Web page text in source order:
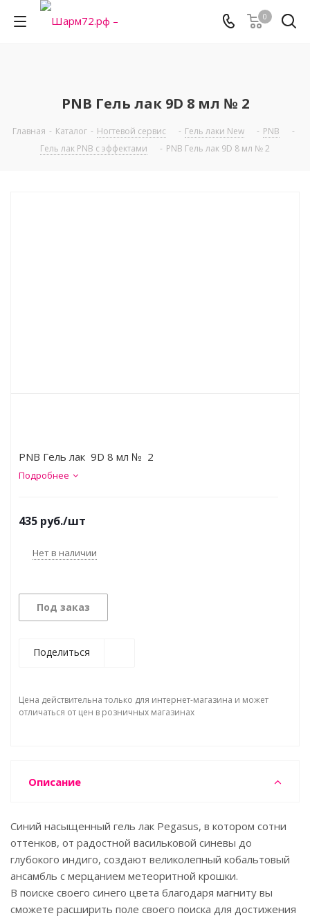
0
PNB Гель лак 9D 8 мл № 2
Главная - Каталог - Ногтевой сервис - Гель лаки New - PNB
-
Гель лак PNB с эффектами
- PNB Гель лак 9D 8 мл № 2
PNB Гель лак 9D 8 мл № 2
Подробнее
435 руб./шт
Нет в наличии
Под заказ
Поделиться
Цена действительна только для интернет-магазина и может
отличаться от цен в розничных магазинах
Описание
Синий насыщенный гель лак Pegasus, в котором сотни
оттенков, от радостной васильковой синевы до
глубокого индиго, создают великолепный кобальтовый
ансамбль с мерцанием метеоритной крошки.
В поиске своего синего цвета благодаря магниту вы
сможете расширить поле своего поиска для достижения